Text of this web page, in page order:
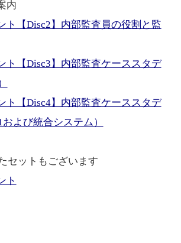
内
ト【Disc2】内部監査員の役割と監
ト【Disc3】内部監査ケーススタデ
ト【Disc4】内部監査ケーススタデ
よび統合システム）
セットもございます
ト